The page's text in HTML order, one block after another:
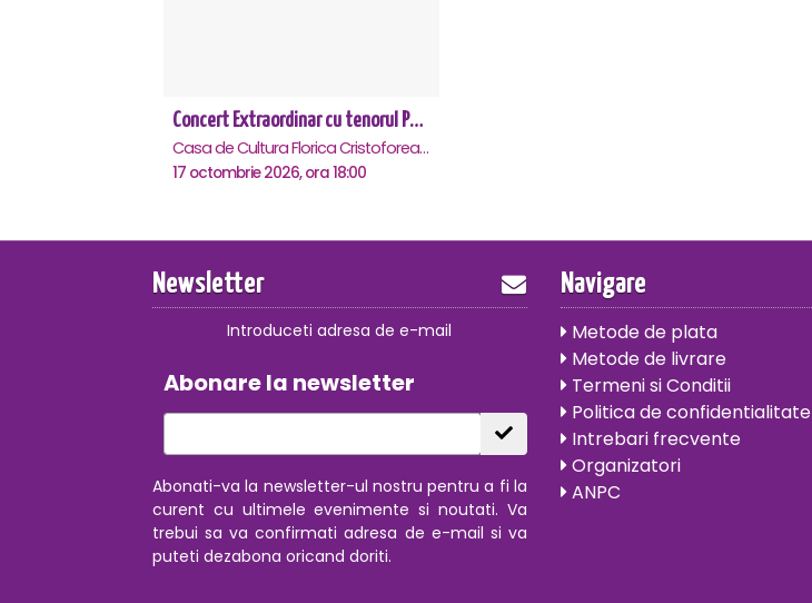
Concert Extraordinar cu tenorul Paul Celmare - Ramnicu Sarat
Casa de Cultura Florica Cristoforeanu, Ramnicu-Sarat
17 octombrie 2026, ora 18:00
Newsletter
Introduceti adresa de e-mail
Abonare la newsletter
Abonati-va la newsletter-ul nostru pentru a fi la
curent cu ultimele evenimente si noutati. Va
trebui sa va confirmati adresa de e-mail si va
puteti dezabona oricand doriti.
Navigare
Metode de plata
Metode de livrare
Termeni si Conditii
Politica de confidentialitate
Intrebari frecvente
Organizatori
ANPC